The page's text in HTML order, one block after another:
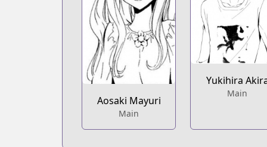
Aosaki Mayuri
Main
Yukihira
Main